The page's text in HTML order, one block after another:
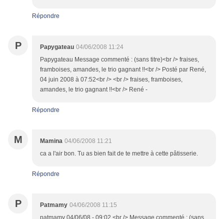
Répondre
P Papygateau 04/06/2008 11:24
Papygateau Message commenté : (sans titre)<br /> fraises,
framboises, amandes, le trio gagnant !!<br /> Posté par René,
04 juin 2008 à 07:52<br /> <br /> fraises, framboises,
amandes, le trio gagnant !!<br /> René -
Répondre
M Mamina 04/06/2008 11:21
ca a l'air bon. Tu as bien fait de te mettre à cette pâtisserie.
Répondre
P Patmamy 04/06/2008 11:15
patmamy 04/06/08 - 09:02 <br /> Message commenté : (sans